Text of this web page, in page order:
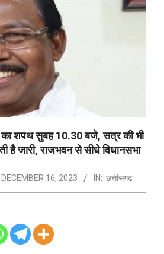
का शपथ सुबह 10.30 बजे, सत्र की भी
है जारी, राजभवन से सीधे विधानसभा
DECEMBER 16, 2023 IN: छत्तीसगढ़